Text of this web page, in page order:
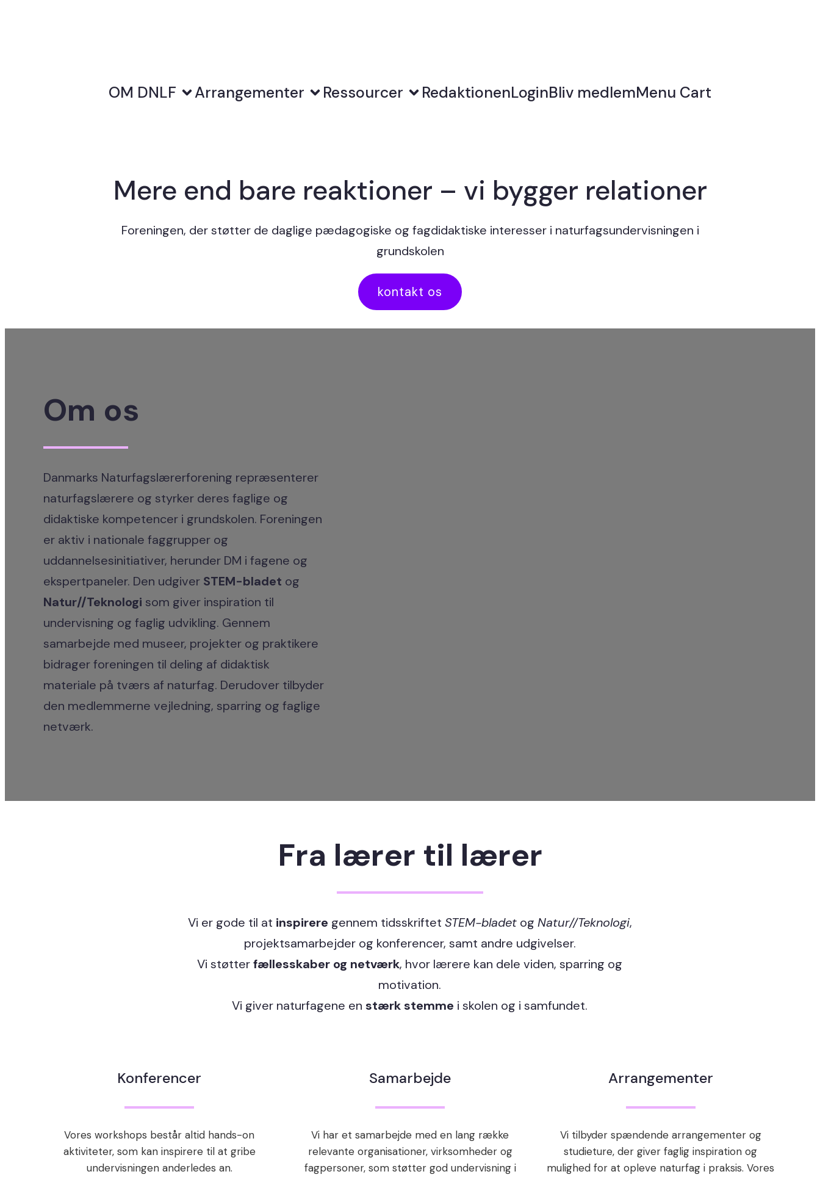
OM DNLF Arrangementer Ressourcer RedaktionenLoginBliv medlemMenu Cart
Mere end bare reaktioner – vi bygger relationer
Foreningen, der støtter de daglige pædagogiske og fagdidaktiske interesser i naturfagsundervisningen i
grundskolen
kontakt os
Om os
Danmarks Naturfagslærerforening repræsenterer
naturfagslærere og styrker deres faglige og
didaktiske kompetencer i grundskolen. Foreningen
er aktiv i nationale faggrupper og
uddannelsesinitiativer, herunder DM i fagene og
ekspertpaneler. Den udgiver STEM-bladet og
Natur//Teknologi som giver inspiration til
undervisning og faglig udvikling. Gennem
samarbejde med museer, projekter og praktikere
bidrager foreningen til deling af didaktisk
materiale på tværs af naturfag. Derudover tilbyder
den medlemmerne vejledning, sparring og faglige
netværk.
Fra lærer til lærer
Vi er gode til at inspirere gennem tidsskriftet STEM-bladetog Natur//Teknologi,
projektsamarbejder og konferencer, samt andre udgivelser.
Vi støtterfællesskaber og netværk, hvor lærere kan dele viden, sparring og
motivation.
Vi giver naturfagene en stærk stemme i skolen og i samfundet.
Konferencer
Vores workshops består altid hands-on
aktiviteter, som kan inspirere til at gribe
undervisningen anderledes an.
Samarbejde
Vi har et samarbejde med en lang række
relevante organisationer, virksomheder og
fagpersoner, som støtter god undervisning i
Arrangementer
Vi tilbyder spændende arrangementer og
studieture, der giver faglig inspiration og
mulighed for at opleve naturfag i praksis. Vores